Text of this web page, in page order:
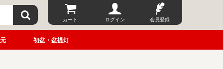
カート ログイン 会員登録
初盆・盆提灯